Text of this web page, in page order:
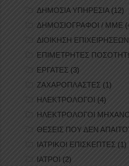
ΔΗΜΟΣΙΑ ΥΠΗΡΕΣΙΑ(12)
ΔΗΜΟΣΙΟΓΡΑΦΟΙ / ΜΜΕ
ΔΙΟΙΚΗΣΗ
ΕΠΙΜΕΤΡΗΤΕΣ
ΕΡΓΑΤΕΣ (3)
ΖΑΧΑΡΟΠΛΑΣΤΕΣ (1)
ΗΛΕΚΤΡΟΛΟΓΟΙ (4)
ΗΛΕΚΤΡΟΛΟΓΟΙ
ΘΕΣΕΙΣ ΠΟΥ ΔΕΝ
ΙΑΤΡΙΚΟΙ ΕΠΙΣΚΕΠΤΕΣ (1)
ΙΑΤΡΟΙ (2)